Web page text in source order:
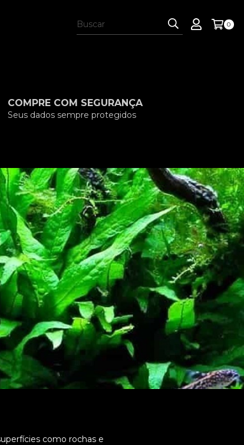
0
COMPRE COM SEGURANÇA
Seus dados sempre protegidos
como rochas e